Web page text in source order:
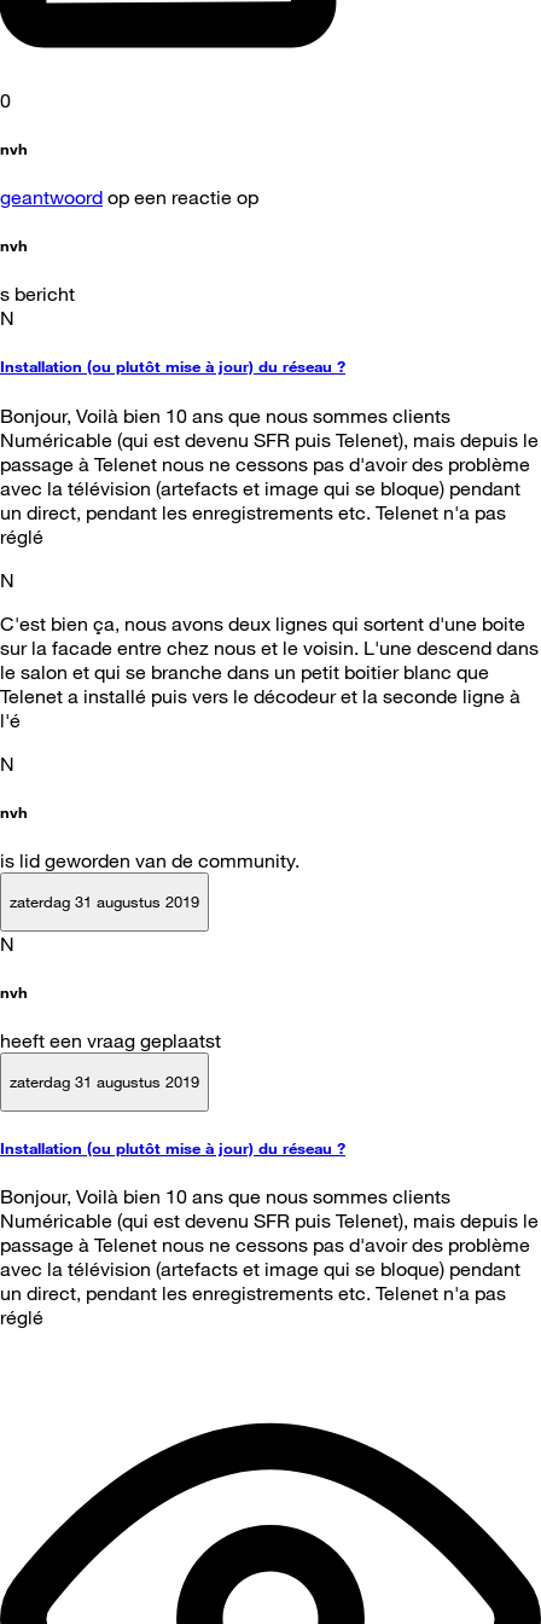
0
nvh
geantwoord op een reactie op
nvh
s bericht
N
Installation (ou plutôt mise à jour) du réseau ?
Bonjour, Voilà bien 10 ans que nous sommes clients
Numéricable (qui est devenu SFR puis Telenet), mais depuis le
passage à Telenet nous ne cessons pas d'avoir des problème
avec la télévision (artefacts et image qui se bloque) pendant
un direct, pendant les enregistrements etc. Telenet n'a pas
réglé
N
C'est bien ça, nous avons deux lignes qui sortent d'une boite
sur la facade entre chez nous et le voisin. L'une descend dans
le salon et qui se branche dans un petit boitier blanc que
Telenet a installé puis vers le décodeur et la seconde ligne à
l'é
N
nvh
is lid geworden van de community.
zaterdag 31 augustus 2019
N
nvh
heeft een vraag geplaatst
zaterdag 31 augustus 2019
Installation (ou plutôt mise à jour) du réseau ?
Bonjour, Voilà bien 10 ans que nous sommes clients
Numéricable (qui est devenu SFR puis Telenet), mais depuis le
passage à Telenet nous ne cessons pas d'avoir des problème
avec la télévision (artefacts et image qui se bloque) pendant
un direct, pendant les enregistrements etc. Telenet n'a pas
réglé